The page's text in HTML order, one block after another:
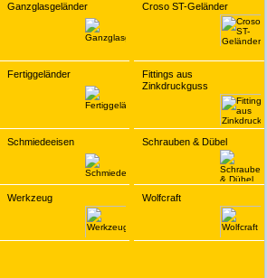
Ganzglasgeländer Croso ST-Geländer
Fertiggeländer
Fittings aus
Zinkdruckguss
Schmiedeeisen Schrauben & Dübel
Werkzeug Wolfcraft